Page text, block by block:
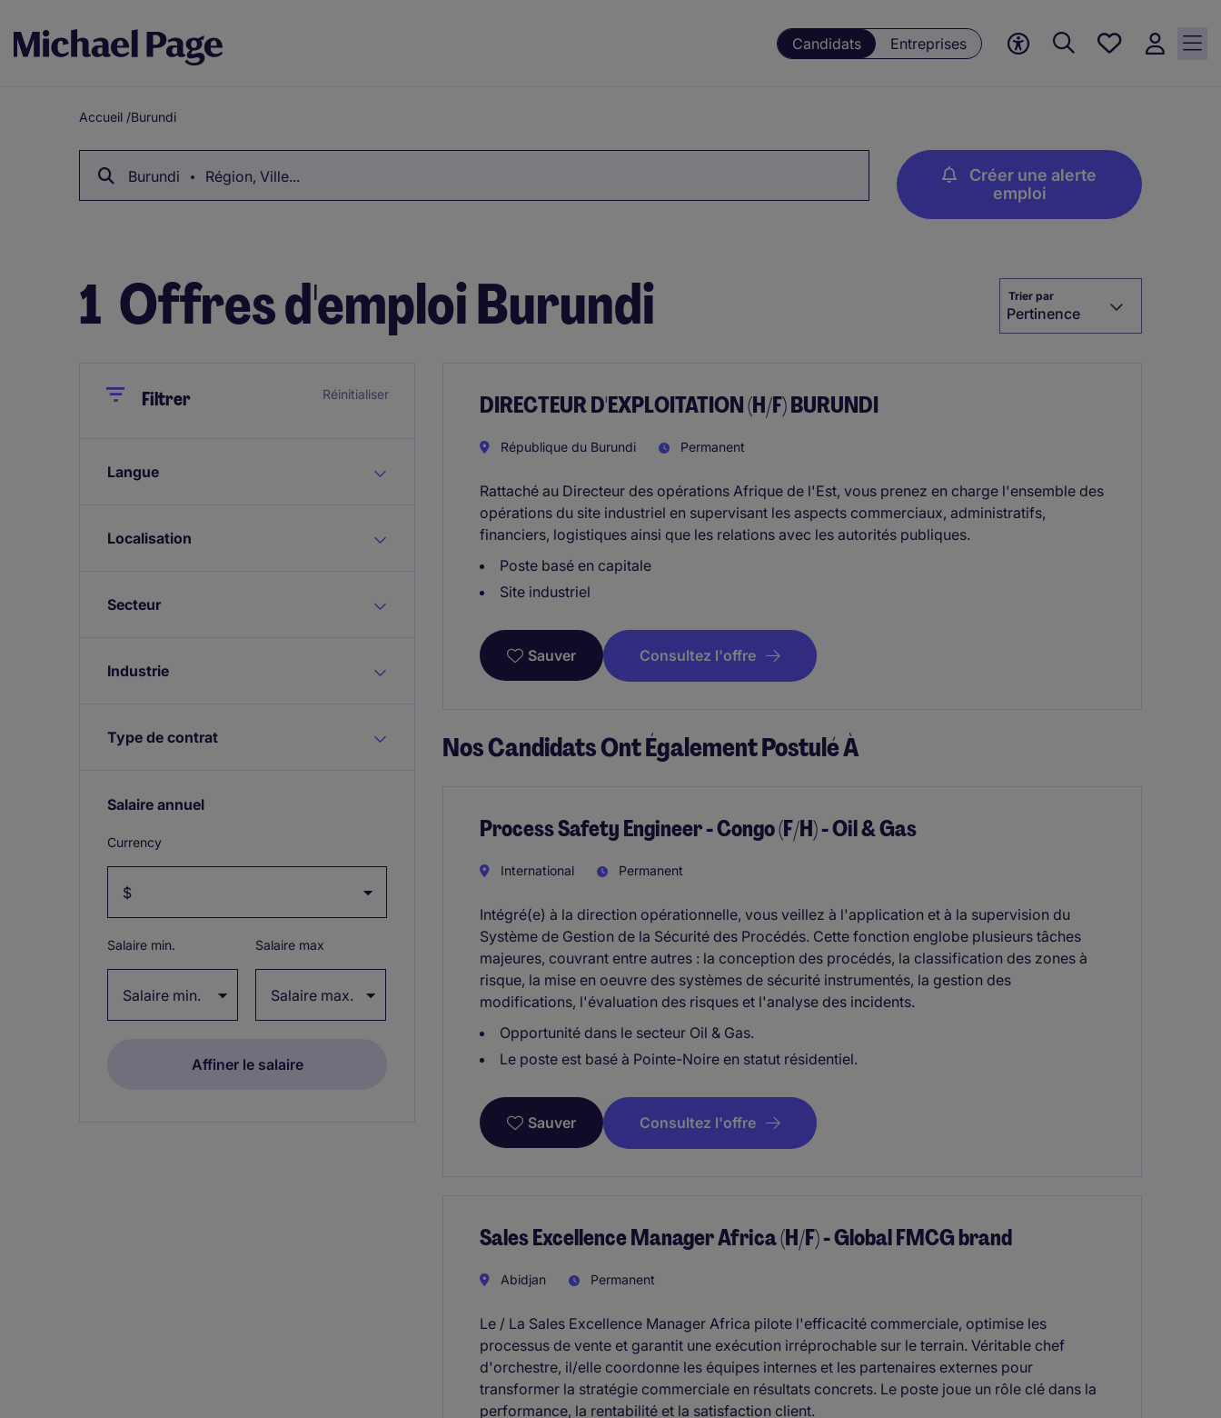
Candidats Entreprises
Mes
Breadcrumb
Accueil /Burundi
Burundi Région, Ville...
Créer une alerte
emploi
1 Offres d'emploi Burundi Trier par
Pertinence
CloseFiltrer Réinitialiser
Langue
Localisation
Secteur
Industrie
Type de contrat
Salaire annuel
Currency
Salaire min. Salaire max
DIRECTEUR D'EXPLOITATION (H/F) BURUNDI
République du Burundi Permanent
Rattaché au Directeur des opérations Afrique de l'Est, vous prenez en charge l'ensemble des
opérations du site industriel en supervisant les aspects commerciaux, administratifs,
financiers, logistiques ainsi que les relations avec les autorités publiques.
Poste basé en capitale
Site industriel
Sauver Consultez l'offre
Nos Candidats Ont Également Postulé À
Process Safety Engineer - Congo (F/H) - Oil & Gas
International Permanent
Intégré(e) à la direction opérationnelle, vous veillez à l'application et à la supervision du
Système de Gestion de la Sécurité des Procédés. Cette fonction englobe plusieurs tâches
majeures, couvrant entre autres : la conception des procédés, la classification des zones à
risque, la mise en oeuvre des systèmes de sécurité instrumentés, la gestion des
modifications, l'évaluation des risques et l'analyse des incidents.
Opportunité dans le secteur Oil & Gas.
Le poste est basé à Pointe-Noire en statut résidentiel.
Sauver Consultez l'offre
Sales Excellence Manager Africa (H/F) - Global FMCG brand
Abidjan Permanent
Le / La Sales Excellence Manager Africa pilote l'efficacité commerciale, optimise les
processus de vente et garantit une exécution irréprochable sur le terrain. Véritable chef
d'orchestre, il/elle coordonne les équipes internes et les partenaires externes pour
transformer la stratégie commerciale en résultats concrets. Le poste joue un rôle clé dans la
performance, la rentabilité et la satisfaction client.